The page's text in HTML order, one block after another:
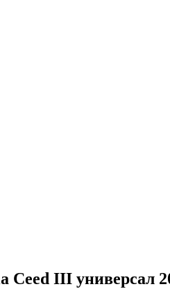
III универсал